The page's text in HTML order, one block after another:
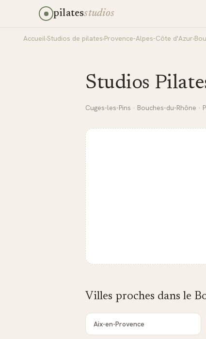
pilatesstudios
Accueil›Studios de pilates›Provence-Alpes-Côte d'Azur›
Studios
Cuges-les-Pins · Bouches-du-Rhône ·
Villes proches dans le
Aix-en-Provence